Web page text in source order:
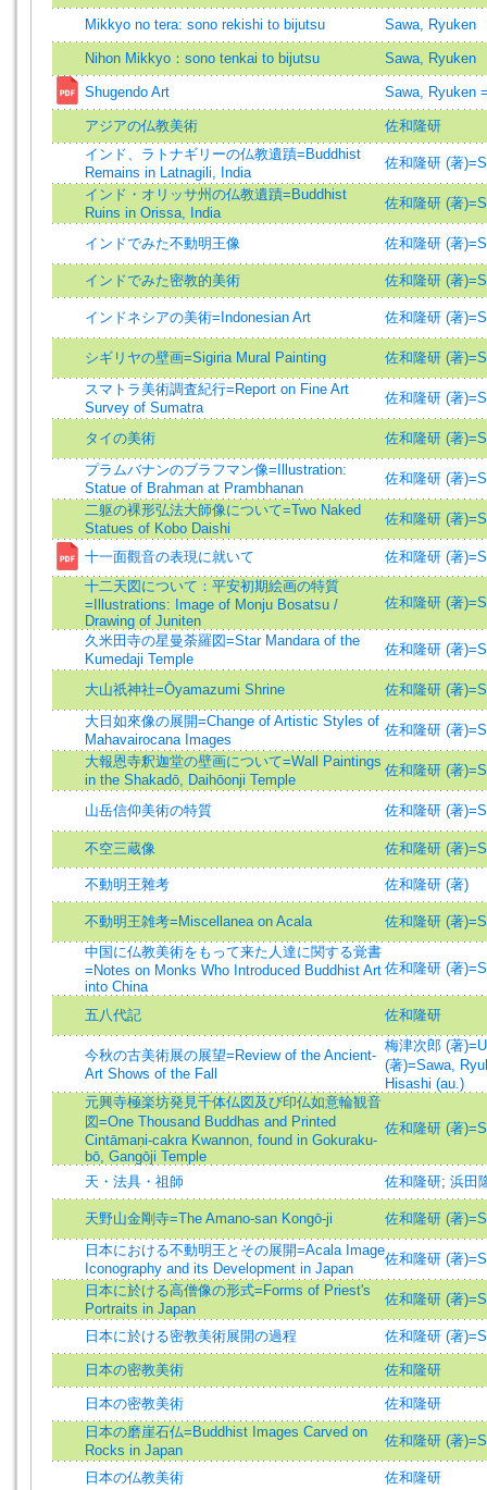
Mikkyo no tera: sono rekishi to bijutsu Sawa, Ryuken
Nihon Mikkyo：sono tenkai to bijutsu Sawa, Ryuken
Shugendo Art Sawa, Ryuken
アジアの仏教美術
佐和隆研
インド、ラトナギリーの仏教遺蹟=Buddhist
Remains in Latnagili, India
佐和隆研 (著
インド・オリッサ州の仏教遺蹟=Buddhist
Ruins in Orissa, India
佐和隆研 (著
インドでみた不動明王像 佐和隆研 (著
インドでみた密教的美術 佐和隆研 (著
インドネシアの美術=Indonesian Art 佐和隆研 (著
シギリヤの壁画=Sigiria Mural Painting
佐和隆研 (著
スマトラ美術調査紀行=Report on Fine Art
Survey of Sumatra
佐和隆研 (著
タイの美術
佐和隆研 (著
プラムバナンのブラフマン像=Illustration:
Statue of Brahman at Prambhanan
佐和隆研 (著
二躯の裸形弘法大師像について=Two Naked
Statues of Kobo Daishi
佐和隆研 (著
十一面觀音の表現に就いて
佐和隆研 (著
十二天図について：平安初期絵画の特質
=Illustrations: Image of Monju Bosatsu /
Drawing of Juniten
佐和隆研 (著
久米田寺の星曼荼羅図=Star Mandara of the
Kumedaji Temple
佐和隆研 (著
大山祇神社=Ōyamazumi Shrine
佐和隆研 (著
大日如來像の展開=Change of Artistic Styles of
Mahavairocana Images
佐和隆研 (著
大報恩寺釈迦堂の壁画について=Wall Paintings
in the Shakadō, Daihōonji Temple
佐和隆研 (著
山岳信仰美術の特質 佐和隆研 (著
不空三蔵像 佐和隆研 (著
不動明王雜考 佐和隆研 (著)
不動明王雑考=Miscellanea on Acala
佐和隆研 (著
中国に仏教美術をもって来た人達に関する覚書
=Notes on Monks Who Introduced Buddhist Art
into China
佐和隆研 (著
五八代記 佐和隆研
今秋の古美術展の展望=Review of the Ancient-
Art Shows of the Fall
梅津次郎 (著
(著)=Sawa,
Hisashi (au.)
元興寺極楽坊発見千体仏図及び印仏如意輪観音
図=One Thousand Buddhas and Printed
Cintāmaṇi-cakra Kwannon, found in Gokuraku-
bō, Gangōji Temple
佐和隆研 (著
天・法具・祖師 佐和隆研; 浜田
天野山金剛寺=The Amano-san Kongō-ji
佐和隆研 (著
日本における不動明王とその展開=Acala Image
Iconography and its Development in Japan
佐和隆研 (著
日本に於ける高僧像の形式=Forms of Priest's
Portraits in Japan
佐和隆研 (著
日本に於ける密教美術展開の過程 佐和隆研 (著
日本の密教美術 佐和隆研
日本の密教美術
佐和隆研
日本の磨崖石仏=Buddhist Images Carved on
Rocks in Japan
佐和隆研 (著
日本の仏教美術 佐和隆研